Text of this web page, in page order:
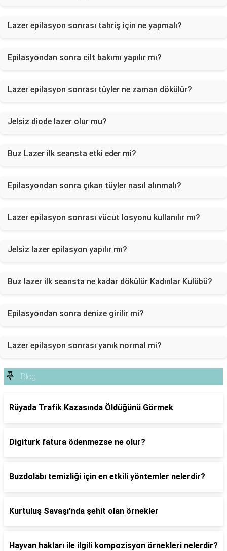
Lazer epilasyon sonrası tahriş için ne yapmalı?
Epilasyondan sonra cilt bakımı yapılır mı?
Lazer epilasyon sonrası tüyler ne zaman dökülür?
Jelsiz diode lazer olur mu?
Buz Lazer ilk seansta etki eder mi?
Epilasyondan sonra çıkan tüyler nasıl alınmalı?
Lazer epilasyon sonrası vücut losyonu kullanılır mı?
Jelsiz lazer epilasyon yapılır mı?
Buz lazer ilk seansta ne kadar dökülür Kadınlar Kulübü?
Epilasyondan sonra denize girilir mi?
Lazer epilasyon sonrası yanık normal mi?
Blog
Rüyada Trafik Kazasında Öldüğünü Görmek
Digiturk fatura ödenmezse ne olur?
Buzdolabı temizliği için en etkili yöntemler nelerdir?
Kurtuluş Savaşı'nda şehit olan örnekler
Hayvan hakları ile ilgili kompozisyon örnekleri nelerdir?